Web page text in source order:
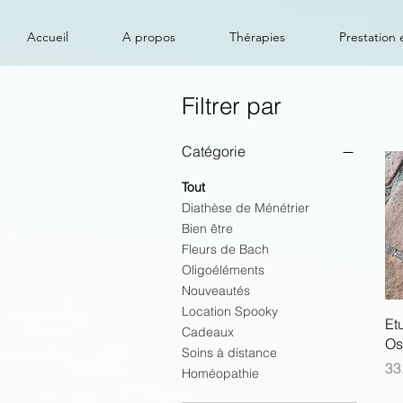
Accueil A propos Thérapies Prestation
Filtrer par
Catégorie
Tout
Diathèse de Ménétrier
Bien être
Fleurs de Bach
Oligoéléments
Nouveautés
Location Spooky
Cadeaux
Soins à distance
Homéopathie